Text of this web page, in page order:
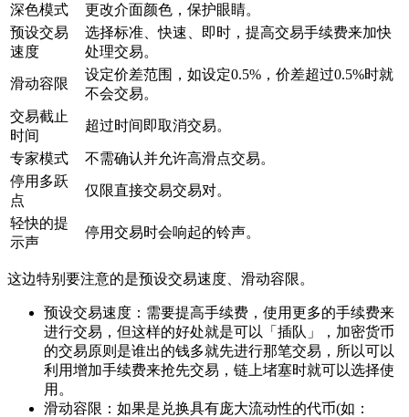
深色模式
更改介面颜色，保护眼睛。
预设交易
速度
选择标准、快速、即时，提高交易手续费来加快
处理交易。
滑动容限
设定价差范围，如设定0.5%，价差超过0.5%时就
不会交易。
交易截止
时间
超过时间即取消交易。
专家模式
不需确认并允许高滑点交易。
停用多跃
点
仅限直接交易交易对。
轻快的提
示声
停用交易时会响起的铃声。
这边特别要注意的是预设交易速度、滑动容限。
预设交易速度：需要提高手续费，使用更多的手续费来
进行交易，但这样的好处就是可以「插队」，加密货币
的交易原则是谁出的钱多就先进行那笔交易，所以可以
利用增加手续费来抢先交易，链上堵塞时就可以选择使
用。
滑动容限：如果是兑换具有庞大流动性的代币(如：